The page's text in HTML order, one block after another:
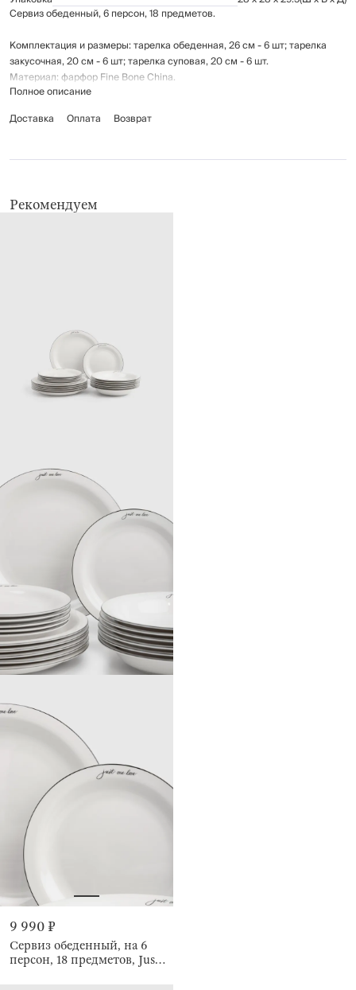
Сервиз обеденный, 6 персон, 18 предметов.
Комплектация и размеры: тарелка обеденная, 26 см - 6 шт; тарелка
закусочная, 20 см - 6 шт; тарелка суповая, 20 см - 6 шт.
Материал: фарфор Fine Bone China.
Рекомендуется мыть вручную с применением мягких моющих средств.
губки.
Полное описание
Доставка
Оплата Возврат
Рекомендуем
9 990 ₽
Сервиз обеденный, на 6
персон, 18 предметов, Just